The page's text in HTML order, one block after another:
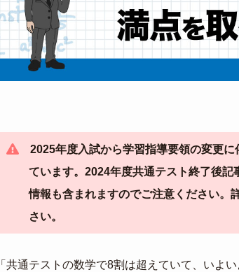
2025年度入試から学習指導要領の変更
ています。2024年度共通テスト終了後
情報も含まれますのでご注意ください。
さい。
「共通テストの数学で8割は超えていて、いよ